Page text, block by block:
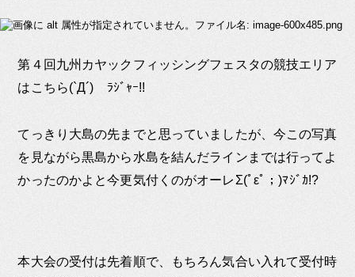
第４回九州カヤックフィッシングフェスタの競技エリア
はこちら(`Д´)ゞﾗｼﾞｬｰ!!
てっきり大島の先までと思っていましたが、今この写真
を見ながら黒島から水島を結んだラインまでは行ってよ
かったのかよと今更気付くのがオーレΣ(ﾟεﾟ；)ﾏｼﾞｶ!?
本大会の受付は先着順で、もちろん気合い入れて受付時